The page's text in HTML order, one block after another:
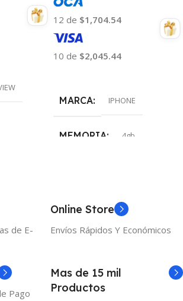
12 de $1,704.54
10 de $2,045.44
MARCA IPHONE
MEMORIA 4gb
COLOR Rojo
de E-
Online Store
Envíos Rápidos Y Económicos
Pago
Mas de 15 mil
Productos